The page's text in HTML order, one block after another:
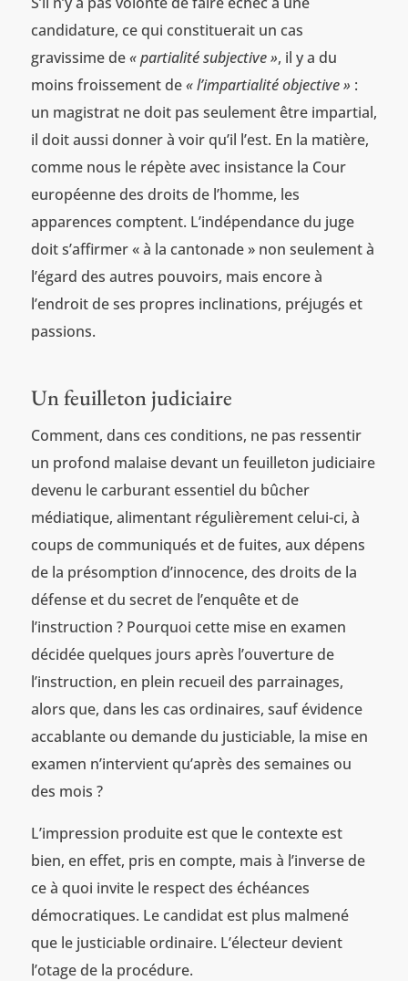
candidature, ce qui constituerait un cas
gravissime de« partialité subjective », il y a du
moins froissement de« l’impartialité objective » :
un magistrat ne doit pas seulement être impartial,
il doit aussi donner à voir qu’il l’est. En la matière,
comme nous le répète avec insistance la Cour
européenne des droits de l’homme, les
apparences comptent. L’indépendance du juge
doit s’affirmer « à la cantonade » non seulement à
l’égard des autres pouvoirs, mais encore à
l’endroit de ses propres inclinations, préjugés et
passions.
Un feuilleton judiciaire
Comment, dans ces conditions, ne pas ressentir
un profond malaise devant un feuilleton judiciaire
devenu le carburant essentiel du bûcher
médiatique, alimentant régulièrement celui-ci, à
coups de communiqués et de fuites, aux dépens
de la présomption d’innocence, des droits de la
défense et du secret de l’enquête et de
l’instruction ? Pourquoi cette mise en examen
décidée quelques jours après l’ouverture de
l’instruction, en plein recueil des parrainages,
alors que, dans les cas ordinaires, sauf évidence
accablante ou demande du justiciable, la mise en
examen n’intervient qu’après des semaines ou
des mois ?
L’impression produite est que le contexte est
bien, en effet, pris en compte, mais à l’inverse de
ce à quoi invite le respect des échéances
démocratiques. Le candidat est plus malmené
que le justiciable ordinaire. L’électeur devient
l’otage de la procédure.